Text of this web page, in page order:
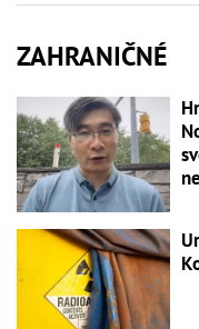
ZAHRANIČNÉ